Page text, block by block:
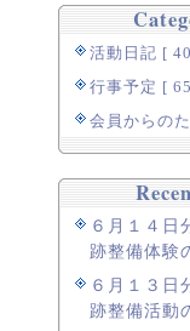
活動日記 [
行事予定 [
会員からの
６月１４
跡整備体験
６月１３
跡整備活動